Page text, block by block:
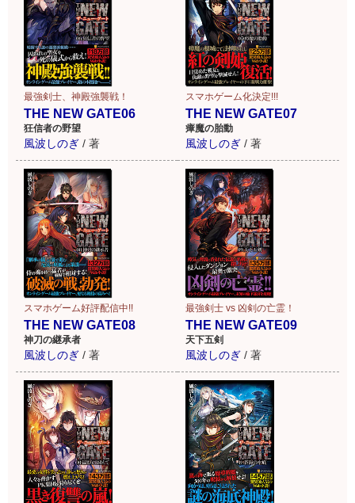
最強剣士、神殿強襲戦！
THE NEW GATE06
狂信者の野望
風波しのぎ / 著
スマホゲーム化決定!!!
THE NEW GATE07
瘴魔の胎動
風波しのぎ / 著
スマホゲーム好評配信中!!
THE NEW GATE08
神刀の継承者
風波しのぎ / 著
最強剣士 vs 凶剣の亡霊！
THE NEW GATE09
天下五剣
風波しのぎ / 著